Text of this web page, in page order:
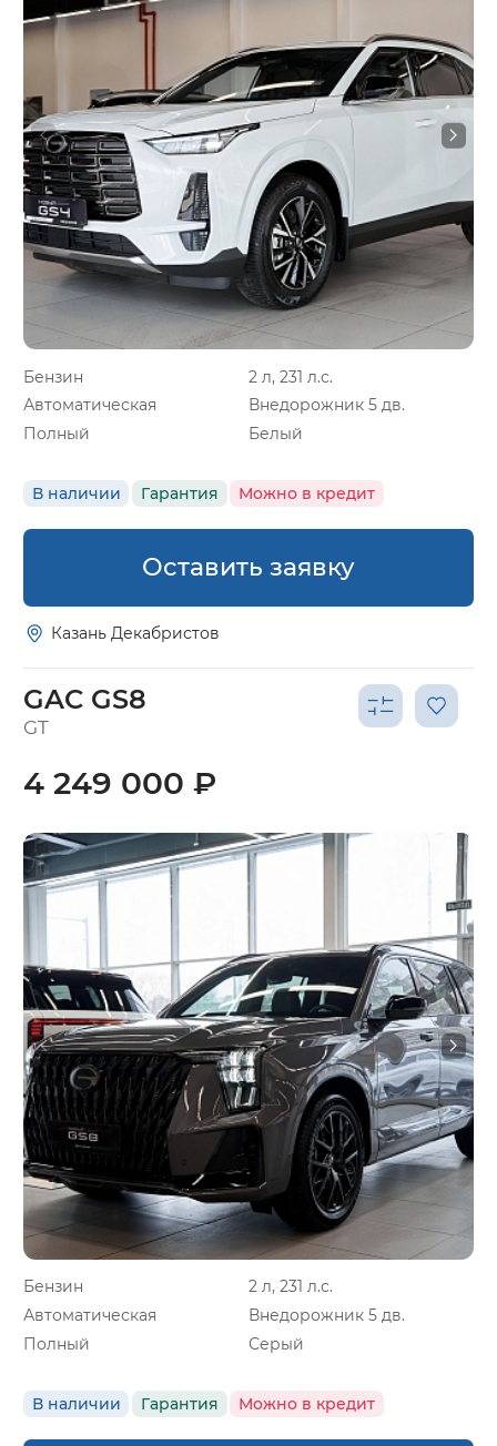
Бензин
2 л, 231 л.с.
Автоматическая
Внедорожник 5 дв.
Полный
Белый
В наличии Гарантия Можно в кредит
Оставить заявку
Казань Декабристов
GAC GS8
GT
Бензин
2 л, 231 л.с.
Автоматическая
Внедорожник 5 дв.
Полный
Серый
В наличии Гарантия Можно в кредит
4 249 000 ₽